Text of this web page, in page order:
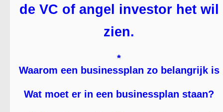
de VC of angel investor het wil
zien.
*
Waarom een businessplan zo belangrijk is
Wat moet er in een businessplan staan?